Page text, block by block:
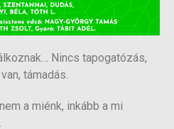
Nincs tapogatózás,
támadás.
a miénk, inkább a mi